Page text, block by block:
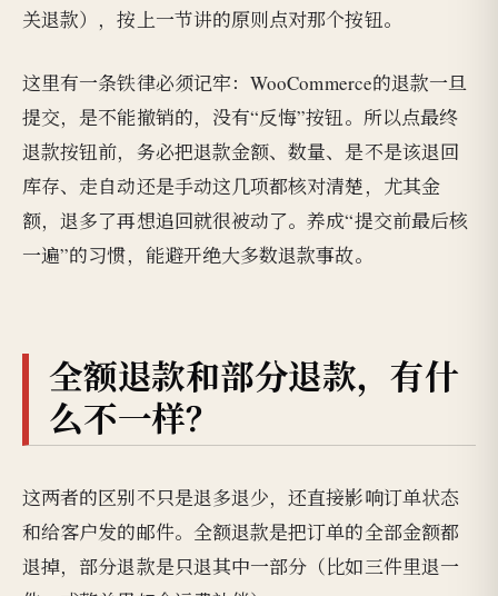
关退款），按上一节讲的原则点对那个按钮。
这里有一条铁律必须记牢：WooCommerce的退款一旦
提交，是不能撤销的，没有“反悔”按钮。所以点最终
退款按钮前，务必把退款金额、数量、是不是该退回
库存、走自动还是手动这几项都核对清楚，尤其金
额，退多了再想追回就很被动了。养成“提交前最后核
一遍”的习惯，能避开绝大多数退款事故。
全额退款和部分退款，有什
么不一样？
这两者的区别不只是退多退少，还直接影响订单状态
和给客户发的邮件。全额退款是把订单的全部金额都
退掉，部分退款是只退其中一部分（比如三件里退一